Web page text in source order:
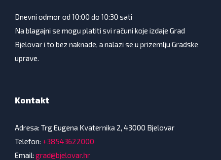
Dnevni odmor od 10:00 do 10:30 sati
Na blagajni se mogu platiti svi računi koje izdaje Grad
Bjelovar i to bez naknade, a nalazi se u prizemlju Gradske
uprave.
Kontakt
Adresa: Trg Eugena Kvaternika 2, 43000 Bjelovar
Telefon: +38543622000
Email: grad@bjelovar.hr